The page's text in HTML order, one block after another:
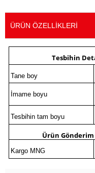
ÜRÜN ÖZELLIKLERI
Tesbihin
Tane boy
İmame boyu
Tesbihin tam boyu
Ürün Gönderim
Kargo MNG